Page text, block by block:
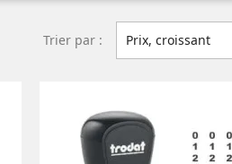
Trier par : Prix, croissant